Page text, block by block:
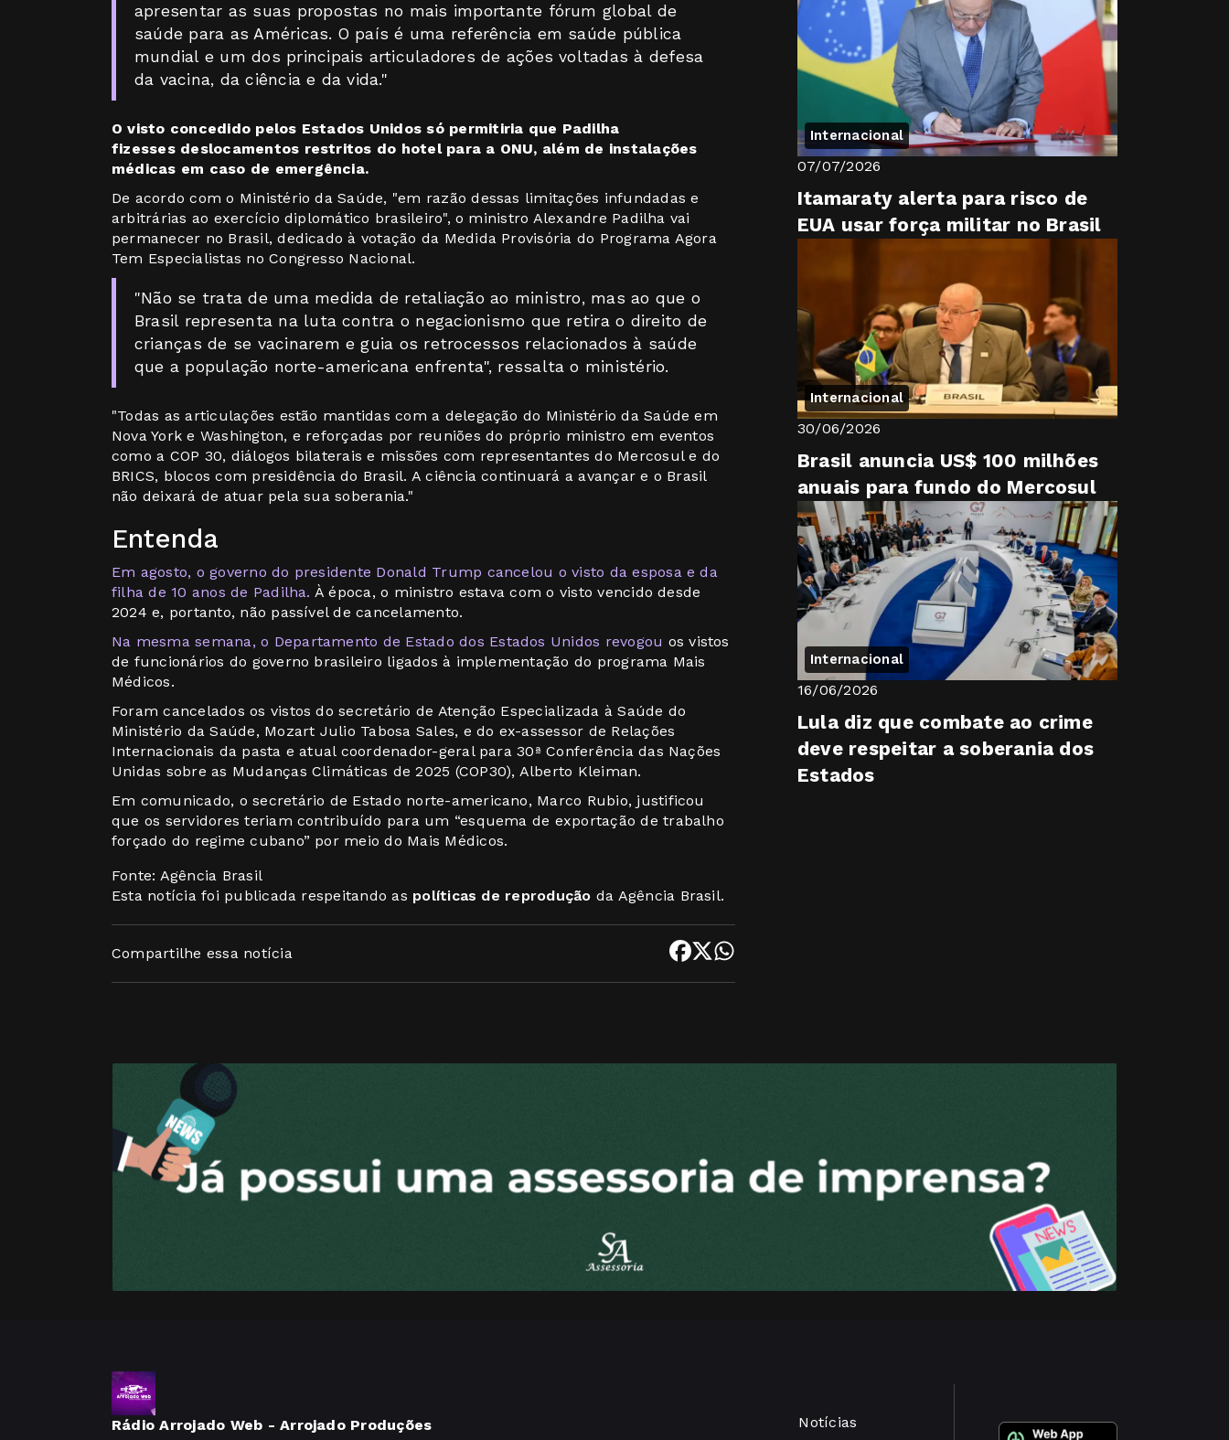
apresentar as suas propostas no mais importante fórum global de
saúde para as Américas. O país é uma referência em saúde pública
mundial e um dos principais articuladores de ações voltadas à defesa
da vacina, da ciência e da vida."
O visto concedido pelos Estados Unidos só permitiria que Padilha
fizesses deslocamentos restritos do hotel para a ONU, além de instalações
médicas em caso de emergência.
De acordo com o Ministério da Saúde, "em razão dessas limitações infundadas e
arbitrárias ao exercício diplomático brasileiro", o ministro Alexandre Padilha vai
permanecer no Brasil, dedicado à votação da Medida Provisória do Programa Agora
Tem Especialistas no Congresso Nacional.
"Não se trata de uma medida de retaliação ao ministro, mas ao que o
Brasil representa na luta contra o negacionismo que retira o direito de
crianças de se vacinarem e guia os retrocessos relacionados à saúde
que a população norte-americana enfrenta", ressalta o ministério.
"Todas as articulações estão mantidas com a delegação do Ministério da Saúde em
Nova York e Washington, e reforçadas por reuniões do próprio ministro em eventos
como a COP 30, diálogos bilaterais e missões com representantes do Mercosul e do
BRICS, blocos com presidência do Brasil. A ciência continuará a avançar e o Brasil
não deixará de atuar pela sua soberania."
Entenda
Em agosto, o governo do presidente Donald Trump cancelou o visto da esposa e da
filha de 10 anos de Padilha. À época, o ministro estava com o visto vencido desde
2024 e, portanto, não passível de cancelamento.
Na mesma semana, o Departamento de Estado dos Estados Unidos revogou os vistos
de funcionários do governo brasileiro ligados à implementação do programa Mais
Médicos.
Foram cancelados os vistos do secretário de Atenção Especializada à Saúde do
Ministério da Saúde, Mozart Julio Tabosa Sales, e do ex-assessor de Relações
Internacionais da pasta e atual coordenador-geral para 30ª Conferência das Nações
Unidas sobre as Mudanças Climáticas de 2025 (COP30), Alberto Kleiman.
Em comunicado, o secretário de Estado norte-americano, Marco Rubio, justificou
que os servidores teriam contribuído para um “esquema de exportação de trabalho
forçado do regime cubano” por meio do Mais Médicos.
Fonte: Agência Brasil
Esta notícia foi publicada respeitando as políticas de reprodução da Agência Brasil.
Compartilhe essa notícia
Internacional
07/07/2026
Itamaraty alerta para risco de
EUA usar força militar no Brasil
Internacional
30/06/2026
Brasil anuncia US$ 100 milhões
anuais para fundo do Mercosul
Internacional
16/06/2026
Lula diz que combate ao crime
deve respeitar a soberania dos
Estados
Rádio Arrojado Web - Arrojado Produções Notícias